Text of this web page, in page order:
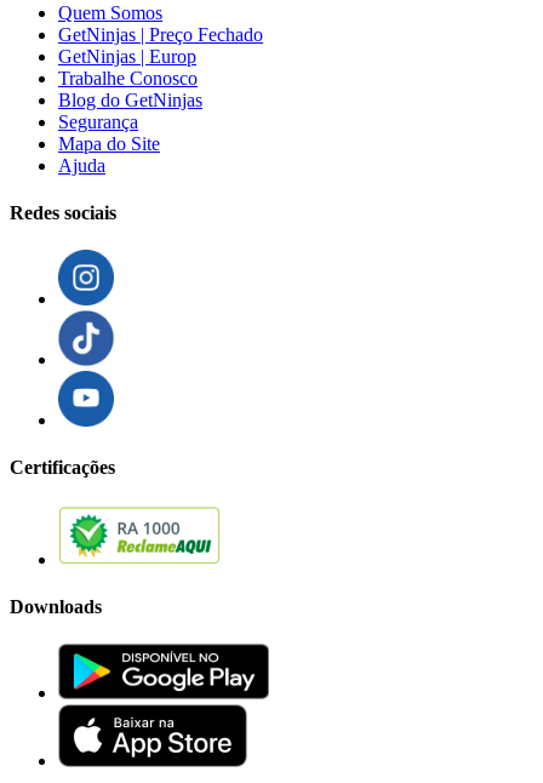
Quem Somos
GetNinjas | Preço Fechado
GetNinjas | Europ
Trabalhe Conosco
Blog do GetNinjas
Segurança
Mapa do Site
Ajuda
Redes sociais
Certificações
Downloads